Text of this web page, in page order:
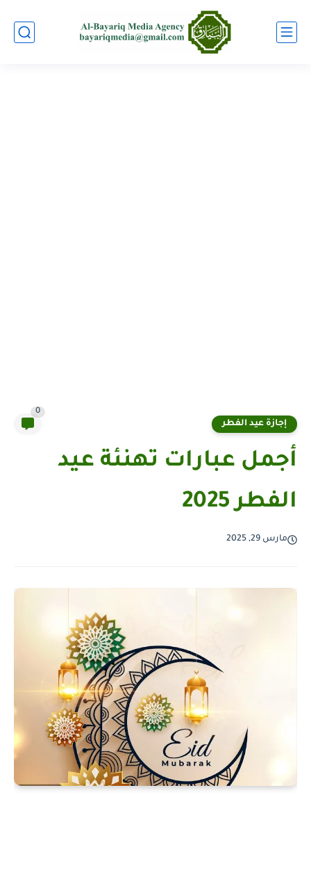
إجازة عيد الفطر
0
أجمل عبارات تهنئة عيد
الفطر 2025
مارس 29, 2025